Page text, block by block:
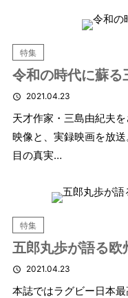
特集
令和の時代に蘇る
2021.04.23
天才作家・三島由紀夫
映像と、実録映画を放
目の真実…
特集
五郎丸歩が語る欧
2021.04.23
本誌ではラグビー日本